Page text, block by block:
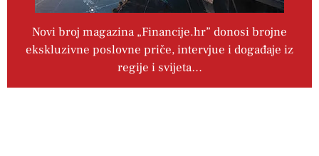
Novi broj magazina „Financije.hr” donosi brojne
ekskluzivne poslovne priče, intervjue i događaje iz
regije i svijeta…